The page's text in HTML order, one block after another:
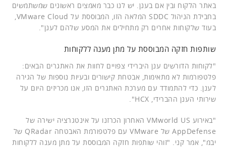
באתר הלקוח ובין אם בענן. יש לנו כבר מאמצים ראשונים שמשתמשים
בחבילת הניהול SDDC המלאה הזו, המבוססת על VMware Cloud,
בעוד שלקוחות אחרים רק מתחילים את המסע שלהם לענן".
שותפות חזקה המבוססת על מתן מענה ללקוחות
"לקוחות הדורשים ענן היברידי צפויים לחוות את האתגרים הבאים:
פלטפורמות לא מתאימות, אבטחת קישורים ובעיות נוספות של הגירה
לענן. כדי להתמודד עם מערכת האתגרים הזו, אנו מכריזים היום על
שירותי הענן ההברידי, HCX".
"באירוע VMworld US האחרון הכרזנו על אינטגרציה ישירה של
AppDefense של VMware עם פלטפורמת האבטחה QRadar של
יבמ", אמר קני. "זוהי שותפות חזקה המבוססת על מתן מענה ללקוחות